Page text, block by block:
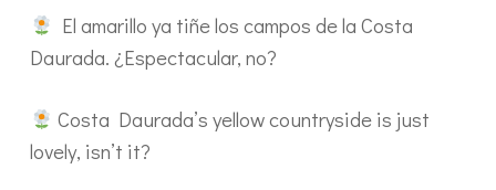
El amarillo ya tiñe los campos de la Costa
Daurada. ¿Espectacular, no?
Costa Daurada’s yellow countryside is just
lovely, isn’t it?